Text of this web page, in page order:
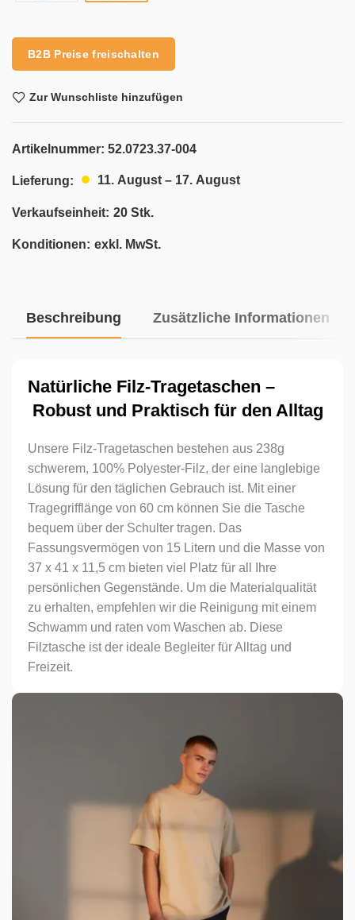
B2B Preise freischalten
Zur Wunschliste hinzufügen
Artikelnummer: 52.0723.37-004
Lieferung: 11. August – 17. August
Verkaufseinheit: 20 Stk.
Konditionen: exkl. MwSt.
Beschreibung Zusätzliche Informationen
Natürliche Filz-Tragetaschen –
Robust und Praktisch für den Alltag
Unsere Filz-Tragetaschen bestehen aus 238g
schwerem, 100% Polyester-Filz, der eine langlebige
Lösung für den täglichen Gebrauch ist. Mit einer
Tragegrifflänge von 60 cm können Sie die Tasche
bequem über der Schulter tragen. Das
Fassungsvermögen von 15 Litern und die Masse von
37 x 41 x 11,5 cm bieten viel Platz für all Ihre
persönlichen Gegenstände. Um die Materialqualität
zu erhalten, empfehlen wir die Reinigung mit einem
Schwamm und raten vom Waschen ab. Diese
Filztasche ist der ideale Begleiter für Alltag und
Freizeit.